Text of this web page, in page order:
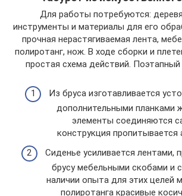
Для работы потребуются:
инструменты и материалы для его
прочная нерастягиваемая лента,
полиротанг, нож. В ходе сборки и
простая схема действий. Поэтапный
Из бруса изготавливается
дополнительными планками
элементы соединяются
конструкция пропитывается
Сиденье усиливается лентами,
брусу мебельными скобами и
наличии опыта для этих целей
полиротанга красивые